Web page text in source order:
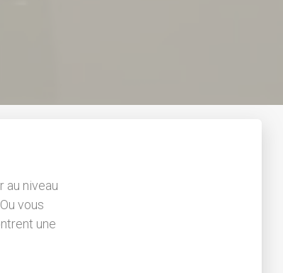
au niveau
vous
une